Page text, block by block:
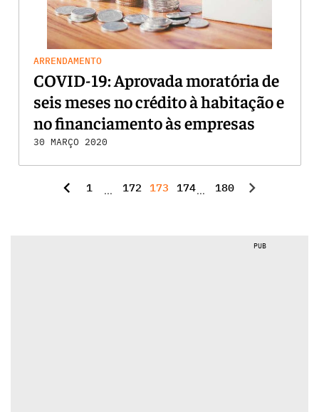
ARRENDAMENTO
COVID-19: Aprovada moratória de
seis meses no crédito à habitação e
no financiamento às empresas
30 MARÇO 2020
chevron_left 1 ... 172 173 174... 180 chevron_right
PUB